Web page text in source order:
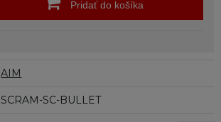
Pridať do košíka
AIM
SCRAM-SC-BULLET